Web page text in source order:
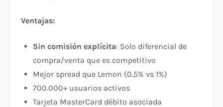
Ventajas:
Sin comisión explícita: Solo diferencial de
compra/venta que es competitivo​
Mejor spread que Lemon (0,5% vs 1%)​
700.000+ usuarios activos​
Tarjeta MasterCard débito asociada​